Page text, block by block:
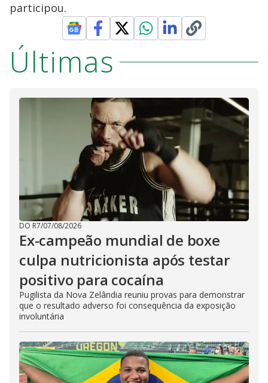
participou.
Últimas
DO R7/07/08/2026
Ex-campeão mundial de boxe
culpa nutricionista após testar
positivo para cocaína
Pugilista da Nova Zelândia reuniu provas para demonstrar
que o resultado adverso foi consequência da exposição
involuntária